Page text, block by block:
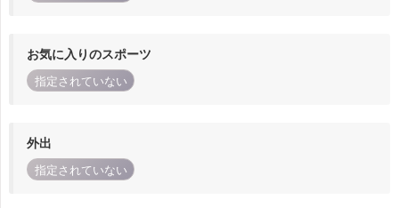
お気に入りのスポーツ
指定されていない
外出
指定されていない